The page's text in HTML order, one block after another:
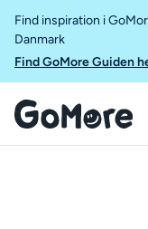
Find inspiration i
Danmark
Find GoMore Guiden